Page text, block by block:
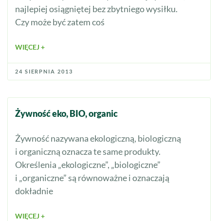
najlepiej osiągniętej bez zbytniego wysiłku.
Czy może być zatem coś
WIĘCEJ +
24 SIERPNIA 2013
Żywność eko, BIO, organic
Żywność nazywana ekologiczną, biologiczną
i organiczną oznacza te same produkty.
Określenia „ekologiczne”, „biologiczne”
i „organiczne” są równoważne i oznaczają
dokładnie
WIĘCEJ +